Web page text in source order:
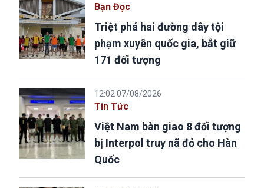
Bạn Đọc
Triệt phá hai đường dây tội
phạm xuyên quốc gia, bắt giữ
171 đối tượng
12:02 07/08/2026
Tin Tức
Việt Nam bàn giao 8 đối tượng
bị Interpol truy nã đỏ cho Hàn
Quốc